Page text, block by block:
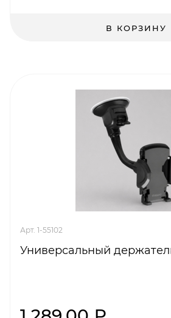
В КОРЗИНУ
Арт. 1-55102
Универсальный